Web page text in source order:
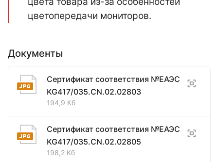
цветопередачи мониторов.
Документы
Сертификат соответствия №ЕАЭС
KG417/035.CN.02.02803
194,9 Кб
Сертификат соответствия №ЕАЭС
KG417/035.CN.02.02805
198,2 Кб